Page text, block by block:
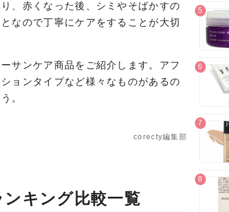
、赤くなった後、シミやそばかすの
なので丁寧にケアをすることが大切
サンケア商品をご紹介します。アフ
ョンタイプなど様々なものがあるの
。
corecty編集部
キング比較一覧